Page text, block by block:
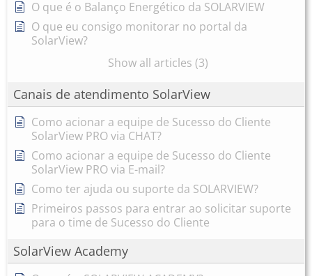
O que é o Balanço Energético da SOLARVIEW
O que eu consigo monitorar no portal da
SolarView?
Show all articles (3)
Canais de atendimento SolarView
Como acionar a equipe de Sucesso do Cliente
SolarView PRO via CHAT?
Como acionar a equipe de Sucesso do Cliente
SolarView PRO via E-mail?
Como ter ajuda ou suporte da SOLARVIEW?
Primeiros passos para entrar ao solicitar suporte
para o time de Sucesso do Cliente
SolarView Academy